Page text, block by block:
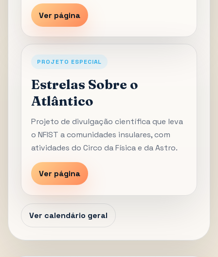
Ver página
PROJETO ESPECIAL
Estrelas Sobre o
Atlântico
Projeto de divulgação científica que leva
o NFIST a comunidades insulares, com
atividades do Circo da Física e da Astro.
Ver página
Ver calendário geral